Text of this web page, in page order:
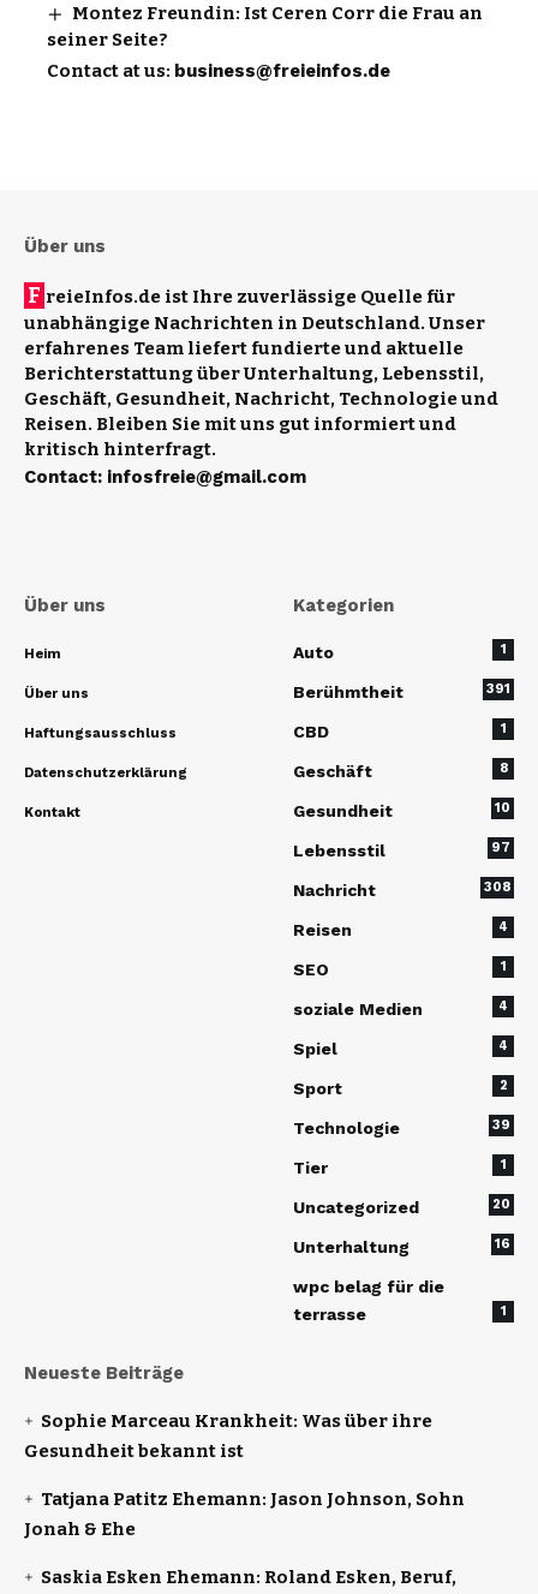
Montez Freundin: Ist Ceren Corr die Frau an
seiner Seite?
Contact at us: business@freieinfos.de
Über uns
F reieInfos.de ist Ihre zuverlässige Quelle für
unabhängige Nachrichten in Deutschland. Unser
erfahrenes Team liefert fundierte und aktuelle
Berichterstattung über Unterhaltung, Lebensstil,
Geschäft, Gesundheit, Nachricht, Technologie und
Reisen. Bleiben Sie mit uns gut informiert und
kritisch hinterfragt.
Contact: infosfreie@gmail.com
Über uns
Heim
Über uns
Haftungsausschluss
Datenschutzerklärung
Kontakt
Kategorien
Auto 1
Berühmtheit 391
CBD 1
Geschäft 8
Gesundheit 10
Lebensstil 97
Nachricht 308
Reisen 4
SEO 1
soziale Medien 4
Spiel 4
Sport 2
Technologie 39
Tier 1
Uncategorized 20
Unterhaltung 16
wpc belag für die
terrasse
1
Neueste Beiträge
Sophie Marceau Krankheit: Was über ihre
Gesundheit bekannt ist
Tatjana Patitz Ehemann: Jason Johnson, Sohn
Jonah & Ehe
Saskia Esken Ehemann: Roland Esken, Beruf,